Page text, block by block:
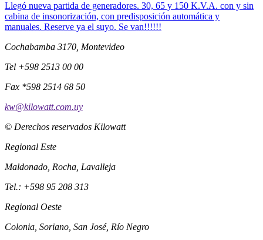
Llegó nueva partida de generadores. 30, 65 y 150 K.V.A. con y sin
cabina de insonorización, con predisposición automática y
manuales. Reserve ya el suyo. Se van!!!!!!
Cochabamba 3170, Montevideo
Tel +598 2513 00 00
Fax *598 2514 68 50
kw@kilowatt.com.uy
© Derechos reservados Kilowatt
Regional Este
Maldonado, Rocha, Lavalleja
Tel.: +598 95 208 313
Regional Oeste
Colonia, Soriano, San José, Río Negro